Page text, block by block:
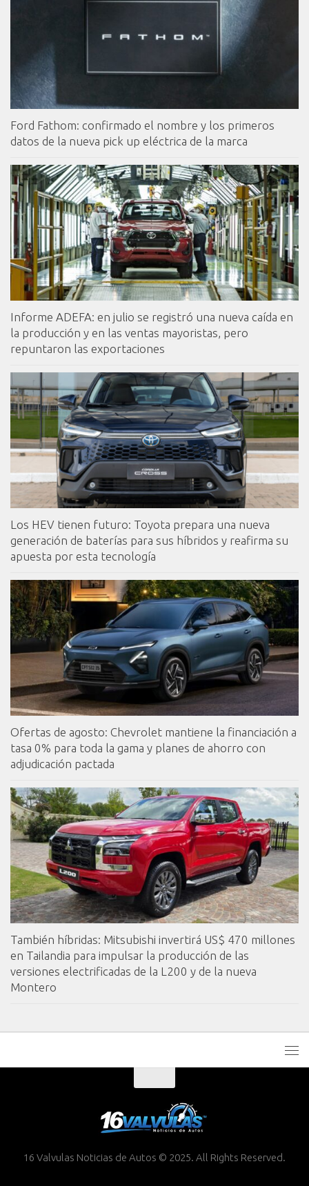
Ford Fathom: confirmado el nombre y los primeros
datos de la nueva pick up eléctrica de la marca
Informe ADEFA: en julio se registró una nueva caída en
la producción y en las ventas mayoristas, pero
repuntaron las exportaciones
Los HEV tienen futuro: Toyota prepara una nueva
generación de baterías para sus híbridos y reafirma su
apuesta por esta tecnología
Ofertas de agosto: Chevrolet mantiene la financiación a
tasa 0% para toda la gama y planes de ahorro con
adjudicación pactada
También híbridas: Mitsubishi invertirá US$ 470 millones
en Tailandia para impulsar la producción de las
versiones electrificadas de la L200 y de la nueva
Montero
16 Valvulas Noticias de Autos © 2025. All Rights Reserved.